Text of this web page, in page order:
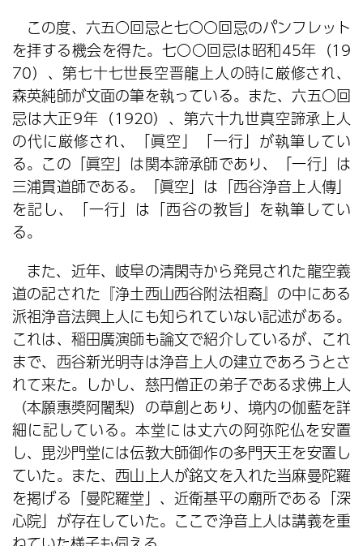
この度、六五〇回忌と七〇〇回忌のパンフレット
を拝する機会を得た。七〇〇回忌は昭和45年（19
70）、第七十七世長空晋龍上人の時に厳修され、
森英純師が文面の筆を執っている。また、六五〇回
忌は大正9年（1920）、第六十九世真空諦承上人
の代に厳修され、「眞空」「一行」が執筆してい
る。この「眞空」は関本諦承師であり、「一行」は
三浦貫道師である。「眞空」は「西谷浄音上人傳」
を記し、「一行」は「西谷の教旨」を執筆してい
る。
また、近年、岐阜の清閑寺から発見された龍空義
道の記された『浄土西山西谷附法祖裔』の中にある
派祖浄音法興上人にも知られていない記述がある。
これは、稲田廣演師も論文で紹介しているが、これ
まで、西谷新光明寺は浄音上人の建立であろうとさ
れて来た。しかし、慈円僧正の弟子である求佛上人
（本願惠奬阿闍梨）の草創とあり、境内の伽藍を詳
細に記している。本堂には丈六の阿弥陀仏を安置
し、毘沙門堂には伝教大師御作の多門天王を安置し
ていた。また、西山上人が銘文を入れた当麻曼陀羅
を掲げる「曼陀羅堂」、近衛基平の廟所である「深
心院」が存在していた。ここで浄音上人は講義を重